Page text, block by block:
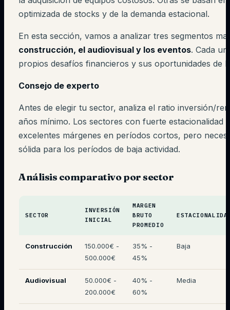
optimizada de stocks y de la demanda estacional.
En esta sección, vamos a analizar tres segmentos
construcción, el audiovisual y los eventos. Cada
propios desafíos financieros y sus oportunidades de
Consejo de experto
Antes de elegir tu sector, analiza el ratio inversión/
años mínimo. Los sectores con fuerte estacionalidad
excelentes márgenes en períodos cortos, pero
sólida para los períodos de baja actividad.
Análisis comparativo por sector
SECTOR
INVERSIÓN
INICIAL
MARGEN
BRUTO
PROMEDIO
Construcción
150.000€ -
500.000€
35% -
45%
Baja
Audiovisual
50.000€ -
200.000€
40% -
60%
Media